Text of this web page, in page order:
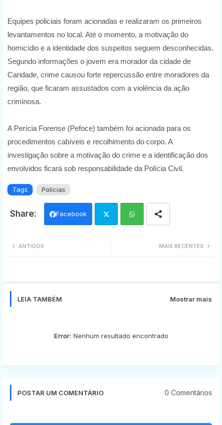
Equipes policiais foram acionadas e realizaram os primeiros
levantamentos no local. Até o momento, a motivação do
homicídio e a identidade dos suspeitos seguem desconhecidas.
Segundo informações o jovem era morador da cidade de
Caridade, crime causou forte repercussão entre moradores da
região, que ficaram assustados com a violência da ação
criminosa.
A Perícia Forense (Pefoce) também foi acionada para os
procedimentos cabíveis e recolhimento do corpo. A
investigação sobre a motivação do crime e a identificação dos
envolvidos ficará sob responsabilidade da Polícia Civil.
Tags Policias
Facebook
MAIS RECENTES
ANTIGOS
LEIA TAMBÉM Mostrar mais
Error: Nenhum resultado encontrado
POSTAR UM COMENTÁRIO 0 Comentários